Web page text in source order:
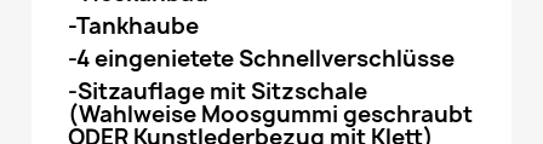
-Tankhaube
-4 eingenietete Schnellverschlüsse
-Sitzauflage mit Sitzschale
(Wahlweise Moosgummi geschraubt
ODER Kunstlederbezug mit Klett)